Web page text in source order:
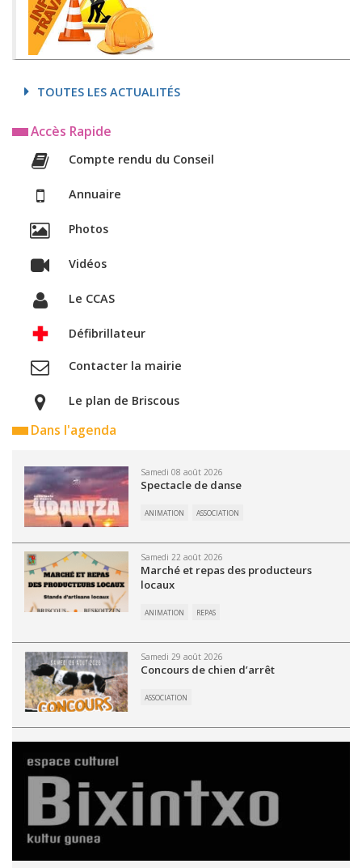
TOUTES LES ACTUALITÉS
Accès Rapide
Compte rendu du Conseil
Annuaire
Photos
Vidéos
Le CCAS
Défibrillateur
Contacter la mairie
Le plan de Briscous
Dans l'agenda
Samedi 08 août 2026
Spectacle de danse
ANIMATION ASSOCIATION
Samedi 22 août 2026
Marché et repas des producteurs
locaux
ANIMATION REPAS
Samedi 29 août 2026
Concours de chien d’arrêt
ASSOCIATION